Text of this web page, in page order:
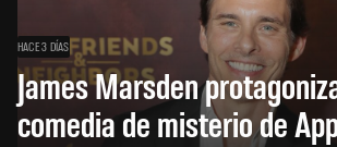
HACE 3 DÍAS
James Marsden
comedia de misterio de